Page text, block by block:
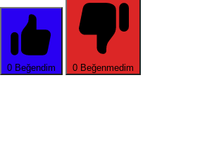
0 Beğendim 0 Beğenmedim